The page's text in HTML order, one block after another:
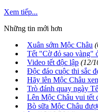
Xem tiếp...
Những tin mới hơn
Xuân sớm Mộc Châu
Tết "Cờ đỏ sao vàng"
Video tết độc lập (12/
Độc đáo cuộc thi sắc
Hãy lên Mộc Châu
Trò đánh quay ngày
Lên Mộc Châu vui tết
Bò sữa Mộc Châu